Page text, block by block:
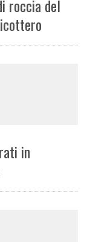
roccia del
in